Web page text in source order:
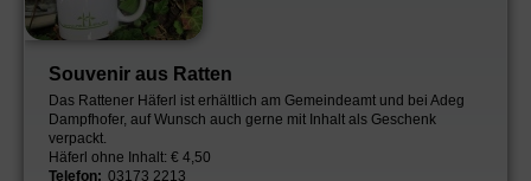
Souvenir aus Ratten
Das Rattener Häferl ist erhältlich am Gemeindeamt und bei Adeg
Dampfhofer, auf Wunsch auch gerne mit Inhalt als Geschenk
verpackt.
Häferl ohne Inhalt: € 4,50
Telefon: 03173 2213